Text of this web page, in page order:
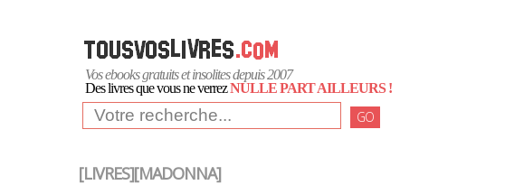
Vos ebooks gratuits et insolites depuis 2007
Des livres que vous ne verrezNULLE PART AILLEURS !
GO
[LIVRES][MADONNA]